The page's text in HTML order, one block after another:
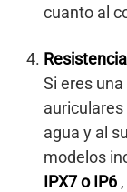
cuanto al
Si eres
auriculares
agua y al
modelos
IPX7 o IP6